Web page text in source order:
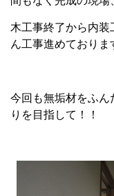
木工事終了から内
ん工事進めておりま
今回も無垢材をふん
りを目指して！！